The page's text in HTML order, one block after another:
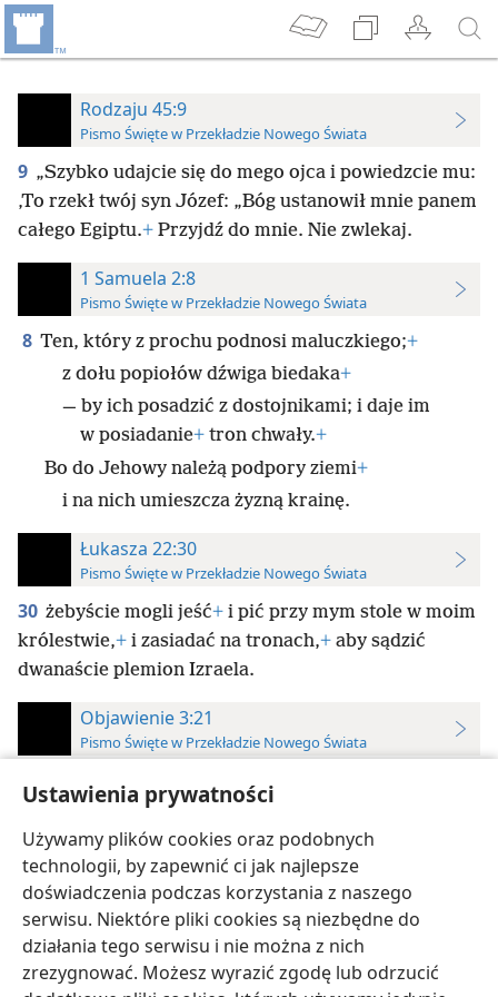
Ustawienia prywatności
Używamy plików cookies oraz podobnych
technologii, by zapewnić ci jak najlepsze
doświadczenia podczas korzystania z naszego
serwisu. Niektóre pliki cookies są niezbędne do
działania tego serwisu i nie można z nich
zrezygnować. Możesz wyrazić zgodę lub odrzucić
Rodzaju 45:9
Pismo Święte w Przekładzie Nowego Świata
9 „Szybko udajcie się do mego ojca i powiedzcie mu:
‚To rzekł twój syn Józef: „Bóg ustanowił mnie panem
całego Egiptu.+ Przyjdź do mnie. Nie zwlekaj.
1 Samuela 2:8
Pismo Święte w Przekładzie Nowego Świata
8 Ten, który z prochu podnosi maluczkiego;+
z dołu popiołów dźwiga biedaka+
— by ich posadzić z dostojnikami; i daje im
w posiadanie+ tron chwały.+
Bo do Jehowy należą podpory ziemi+
i na nich umieszcza żyzną krainę.
Łukasza 22:30
Pismo Święte w Przekładzie Nowego Świata
30 żebyście mogli jeść+ i pić przy mym stole w moim
królestwie,+ i zasiadać na tronach,+ aby sądzić
dwanaście plemion Izraela.
Objawienie 3:21
Pismo Święte w Przekładzie Nowego Świata
Zwyciężającemu
dam zasiąść ze mną na moim
jak i ja zwyciężyłem i zasiadłem
Ojcem na jego tronie.+
polski Ustawienia